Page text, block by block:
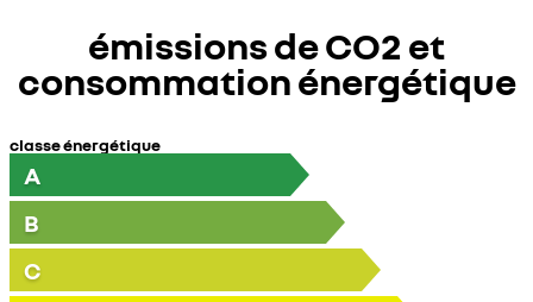
émissions de CO2 et
consommation énergétique
classe énergétique
A
B
C